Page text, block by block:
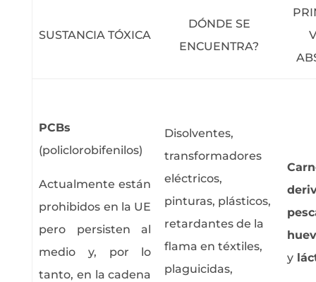
SUSTANCIA TÓXICA
DÓNDE SE
ENCUENTRA?
PCBs
(policlorobifenilos)
Actualmente están
prohibidos en la UE
pero persisten al
medio y, por lo
tanto, en la cadena
Disolventes,
transformadores
eléctricos,
pinturas, plásticos,
retardantes de la
flama en téxtiles,
plaguicidas,
y